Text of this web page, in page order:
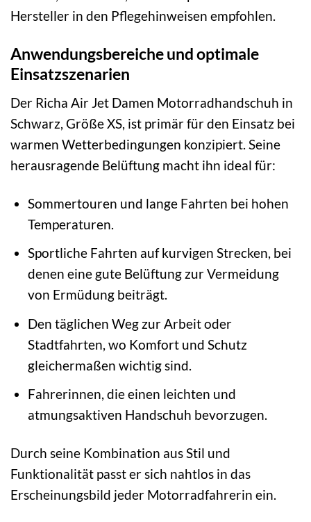
Hersteller in den Pflegehinweisen empfohlen.
Anwendungsbereiche und optimale
Einsatzszenarien
Der Richa Air Jet Damen Motorradhandschuh in
Schwarz, Größe XS, ist primär für den Einsatz bei
warmen Wetterbedingungen konzipiert. Seine
herausragende Belüftung macht ihn ideal für:
Sommertouren und lange Fahrten bei hohen
Temperaturen.
Sportliche Fahrten auf kurvigen Strecken, bei
denen eine gute Belüftung zur Vermeidung
von Ermüdung beiträgt.
Den täglichen Weg zur Arbeit oder
Stadtfahrten, wo Komfort und Schutz
gleichermaßen wichtig sind.
Fahrerinnen, die einen leichten und
atmungsaktiven Handschuh bevorzugen.
Durch seine Kombination aus Stil und
Funktionalität passt er sich nahtlos in das
Erscheinungsbild jeder Motorradfahrerin ein.